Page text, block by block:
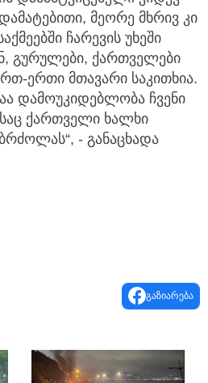
მეორე მხრივ კი
ჩარევის უხეში
გურულები, ქართველები
ერთი მთავარი საკითხია.
დამოუკიდებლობა ჩვენი
ქართველი ხალხი
- განაცხადა
გაზიარება